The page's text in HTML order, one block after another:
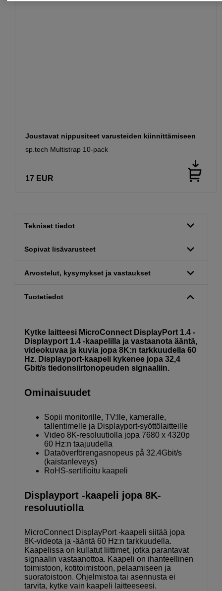
Joustavat nippusiteet varusteiden kiinnittämiseen
sp.tech Multistrap 10-pack
17 EUR
Tekniset tiedot
Sopivat lisävarusteet
Arvostelut, kysymykset ja vastaukset
Tuotetiedot
Kytke laitteesi MicroConnect DisplayPort 1.4 -
Displayport 1.4 -kaapelilla ja vastaanota ääntä,
videokuvaa ja kuvia jopa 8K:n tarkkuudella 60
Hz. Displayport-kaapeli kykenee jopa 32,4
Gbit/s tiedonsiirtonopeuden signaaliin.
Ominaisuudet
Sopii monitorille, TV:lle, kameralle,
tallentimelle ja Displayport-syöttölaitteille
Video 8K-resoluutiolla jopa 7680 x 4320p
60 Hz:n taajuudella
Dataöverförengasnopeus på 32.4Gbit/s
(kaistanleveys)
RoHS-sertifioitu kaapeli
Displayport -kaapeli jopa 8K-
resoluutiolla
MicroConnect DisplayPort -kaapeli siitää jopa
8K-videota ja -ääntä 60 Hz:n tarkkuudella.
Kaapelissa on kullatut liittimet, jotka parantavat
signaalin vastaanottoa. Kaapeli on ihanteellinen
toimistoon, kotitoimistoon, pelaamiseen ja
suoratoistoon. Ohjelmistoa tai asennusta ei
tarvita, kytke vain kaapeli laitteeseesi.